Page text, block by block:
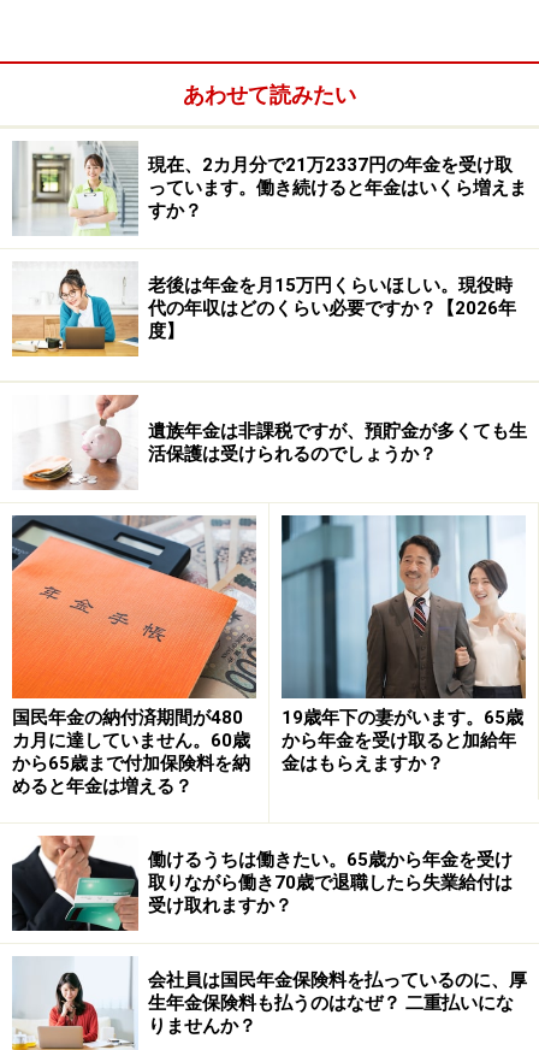
一方、男性の場合は、昭和36年4月2日以降生まれの人は
特別支給の老齢厚生年金の対象外となっているため、原
則として受け取ることはできません。
また、65歳から受け取る老齢基礎年金や老齢厚生年金
を、62歳から前倒しで受け取る「繰り上げ受給」という
方法もあります。
ただし、繰り上げ受給をすると、繰り上げた月数に応じ
て1カ月早めるごとに0.4％年金額が減額され、その減額
率は一生涯変わりません（昭和37年4月2日以降に生まれ
た方の場合。それ以前に生まれた方は0.5％ずつ減額）。
例えば62歳から受給を開始すると、65歳より36カ月早く
受け取ることになるため、年金額は14.4％減額されま
す。
なお、一度繰り上げ受給を選択すると原則として取り消
すことはできませんので、慎重に判断することが大切で
す。
あわせて読みたい
現在、2カ月分で21万2337円の年金を受け取
っています。働き続けると年金はいくら増えま
すか？
老後は年金を月15万円くらいほしい。現役時
代の年収はどのくらい必要ですか？【2026年
度】
遺族年金は非課税ですが、預貯金が多くても生
活保護は受けられるのでしょうか？
国民年金の納付済期間が480
カ月に達していません。60歳
から65歳まで付加保険料を納
めると年金は増える？
19歳年下の妻がいます。65歳
から年金を受け取ると加給年
金はもらえますか？
働けるうちは働きたい。65歳から年金を受け
取りながら働き70歳で退職したら失業給付は
受け取れますか？
会社員は国民年金保険料を払っているのに、厚
生年金保険料も払うのはなぜ？ 二重払いにな
りませんか？